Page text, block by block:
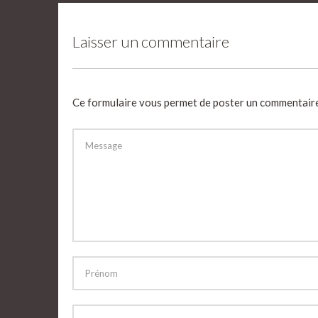
Laisser un commentaire
Ce formulaire vous permet de poster un